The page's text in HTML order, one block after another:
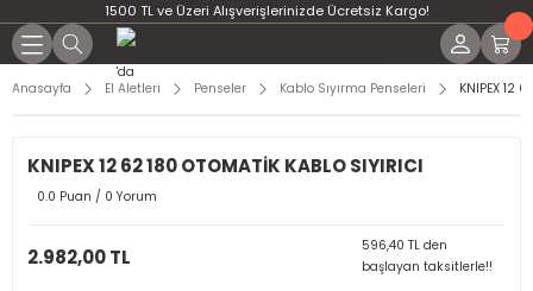
1500 TL ve Üzeri Alışverişlerinizde Ücretsiz Kargo!
Anasayfa El Aletleri Penseler Kablo Sıyırma Penseleri KNIPEX 12
KNIPEX 12 62 180 OTOMATİK KABLO SIYIRICI
0.0 Puan / 0 Yorum
2.982,00 TL
596,40 TL den
başlayan taksitlerle!!